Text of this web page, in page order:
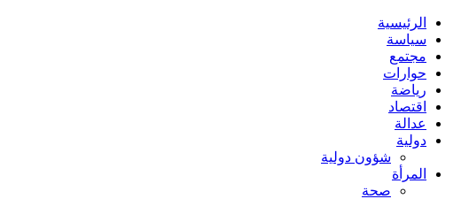
الرئيسية
سياسة
مجتمع
حوارات
رياضة
اقتصاد
عدالة
دولية
شؤون دولية
المرأة
صحة